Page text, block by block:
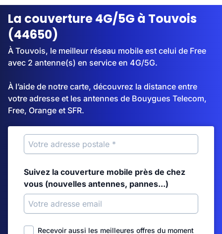
Streaming
La couverture 4G/5G à Touvois
(44650)
À Touvois, le meilleur réseau mobile est celui de Free
avec 2 antenne(s) en service en 4G/5G.
À l’aide de notre carte, découvrez la distance entre
votre adresse et les antennes de Bouygues Telecom,
Free, Orange et SFR.
Suivez la couverture mobile près de chez
vous (nouvelles antennes, pannes...)
Recevoir aussi les meilleures offres du moment